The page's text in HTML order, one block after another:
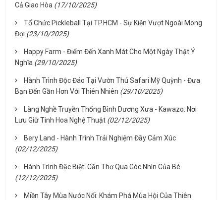
Cả Giao Hòa (17/10/2025)
Tổ Chức Pickleball Tại TP.HCM - Sự Kiện Vượt Ngoài Mong
Đợi (23/10/2025)
Happy Farm - Điểm Đến Xanh Mát Cho Một Ngày Thật Ý
Nghĩa (29/10/2025)
Hành Trình Độc Đáo Tại Vườn Thú Safari Mỹ Quỳnh - Đưa
Bạn Đến Gần Hơn Với Thiên Nhiên (29/10/2025)
Làng Nghề Truyền Thống Bình Dương Xưa - Kawazo: Nơi
Lưu Giữ Tinh Hoa Nghệ Thuật (02/12/2025)
Bery Land - Hành Trình Trải Nghiệm Đầy Cảm Xúc
(02/12/2025)
Hành Trình Đặc Biệt: Cần Thơ Qua Góc Nhìn Của Bé
(12/12/2025)
Miền Tây Mùa Nước Nổi: Khám Phá Mùa Hội Của Thiên